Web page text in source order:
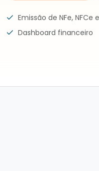
Emissão de NFe, NFCe
Dashboard financeiro